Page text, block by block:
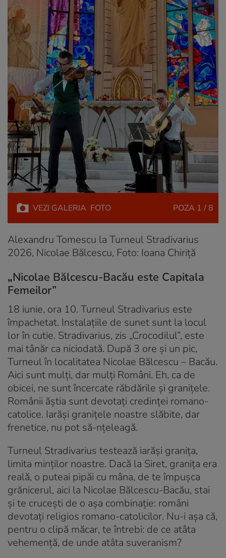
VEZI GALERIA FOTO POZA 1 / 8
Alexandru Tomescu la Turneul Stradivarius
2026, Nicolae Bălcescu, Foto: Ioana Chiriță
„Nicolae Bălcescu-Bacău este Capitala
Femeilor”
18 iunie, ora 10. Turneul Stradivarius este
împachetat. Instalațiile de sunet sunt la locul
lor în cutie. Stradivarius, zis „Crocodilul”, este
mai tânăr ca niciodată. După 3 ore și un pic,
Turneul în localitatea Nicolae Bălcescu – Bacău.
Aici sunt mulți, dar mulți Români. Eh, ca de
obicei, ne sunt încercate răbdările și granițele.
Românii ăștia sunt devotați credinței romano-
catolice. Iarăși granițele noastre slăbite, dar
frenetice, nu pot să-nțeleagă.
Turneul Stradivarius testează iarăși granița,
limita minților noastre. Dacă la Siret, granița era
reală, o puteai pipăi cu mâna, de te împușca
grănicerul, aici la Nicolae Bălcescu-Bacău, stai
și te crucești de o așa combinație: români
devotați religios romano-catolicilor. Nu-i așa că,
pentru o clipă măcar, te întrebi: de ce atâta
vehemență, de unde atâta suveranism?